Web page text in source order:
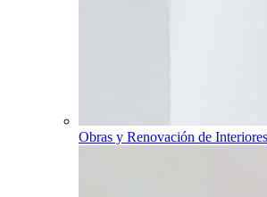
Obras y Renovación de Interiores